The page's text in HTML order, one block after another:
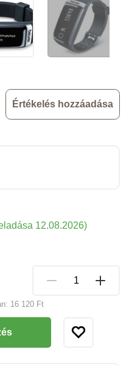
Értékelés hozzáadása
16 120 Ft
12.08.2026)